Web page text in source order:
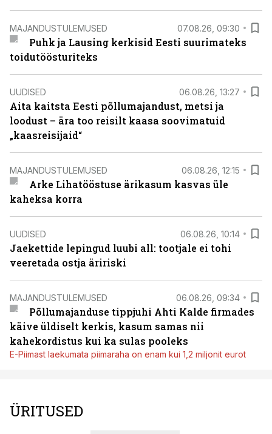
MAJANDUSTULEMUSED 07.08.26, 09:30
Puhk ja Lausing kerkisid Eesti suurimateks
toidutöösturiteks
UUDISED 06.08.26, 13:27
Aita kaitsta Eesti põllumajandust, metsi ja
loodust – ära too reisilt kaasa soovimatuid
„kaasreisijaid“
MAJANDUSTULEMUSED 06.08.26, 12:15
Arke Lihatööstuse ärikasum kasvas üle
kaheksa korra
UUDISED 06.08.26, 10:14
Jaekettide lepingud luubi all: tootjale ei tohi
veeretada ostja äririski
MAJANDUSTULEMUSED 06.08.26, 09:34
Põllumajanduse tippjuhi Ahti Kalde firmades
käive üldiselt kerkis, kasum samas nii
kahekordistus kui ka sulas pooleks
E-Piimast laekumata piimaraha on enam kui 1,2 miljonit eurot
ÜRITUSED